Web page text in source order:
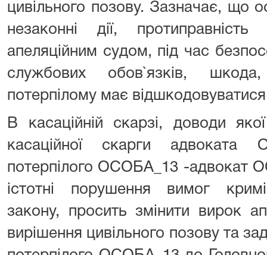
цивільного позову. Зазначає, що
незаконні дії,
апеляційним судом, під час
службових обов`язків,
потерпілому має відшкодовуватися
В касаційній скарзі, доводи
касаційної скарги
потерпілого ОСОБА_13 -адвокат
істотні порушення вимог
закону, просить змінити вирок
вирішення цивільного позову та